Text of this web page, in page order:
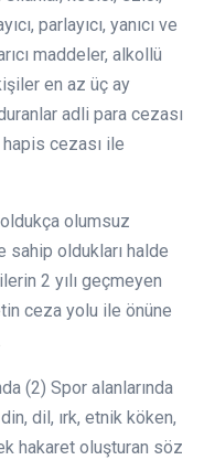
parlayıcı, yanıcı ve
maddeler, alkollü
en az üç ay
adli para cezası
cezası ile
olumsuz
oldukları halde
2 yılı geçmeyen
ceza yolu ile önüne
(2) Spor alanlarında
dil, ırk, etnik köken,
hakaret oluşturan söz